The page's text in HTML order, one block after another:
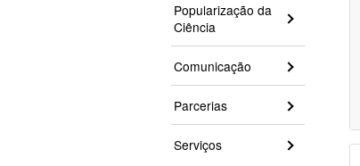
Popularização da
Ciência
Comunicação
Parcerias
Serviços